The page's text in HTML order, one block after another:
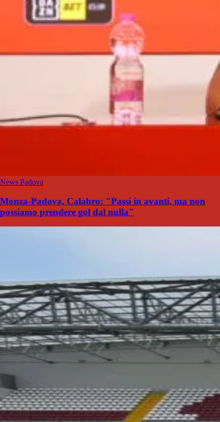
News Padova
Monza-Padova, Calabro: "Passi in avanti, ma non
possiamo prendere gol dal nulla"